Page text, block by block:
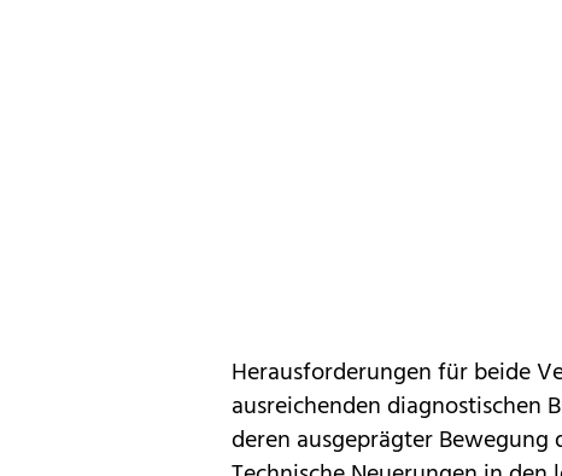
Herausforderungen für beide
ausreichenden
deren ausgeprägter